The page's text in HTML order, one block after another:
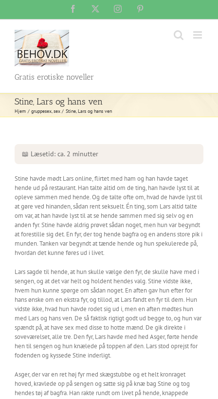
content
Facebook Instagram
Gratis erotiske noveller
Stine, Lars og hans ven
Hjem gruppesex sex Stine, Lars og hans ven
📖 Læsetid: ca. 2 minutter
Stine havde mødt Lars online, flirtet med ham og han havde taget
hende ud på restaurant. Han talte altid om de ting, han havde lyst til at
opleve sammen med hende. Og de talte ofte om, hvad de havde lyst til
at gøre ved hinanden, sådan rent seksuelt. Én ting, som Lars altid talte
om var, at han havde lyst til at se hende sammen med sig selv og en
anden fyr. Stine havde aldrig prøvet sådan noget, men hun var begyndt
at forestille sig det. En fyr, der tog hende bagfra og en andens store pik i
munden. Tanken var begyndt at tænde hende og hun spekulerede på,
hvordan det kunne føres ud i livet.
Lars sagde til hende, at hun skulle vælge den fyr, de skulle have med i
sengen, og at det var helt og holdent hendes valg. Stine vidste ikke,
hvem hun kunne spørge om sådan noget. En aften gav hun efter for
hans ønske om en ekstra fyr, og tillod, at Lars fandt en fyr til dem. Hun
vidste ikke, hvad hun havde rodet sig ud i, men en aften mødtes hun
med Lars og hans ven. De så faktisk rigtigt godt ud begge to, og hun var
spændt på, at have sex med disse to hotte mænd. De gik direkte i
soveværelset, alle tre. Den fyr, Lars havde med hed Asger, førte hende
hen til sengen og hun knælede på toppen af den. Lars stod oprejst for
fodenden og kyssede Stine inderligt.
Asger, der var en ret høj fyr med skægstubbe og et helt kronraget
hoved, kravlede op på sengen og satte sig på knæ bag Stine og tog
hendes tøj af bagfra. Han rakte rundt om livet på hende, knappede